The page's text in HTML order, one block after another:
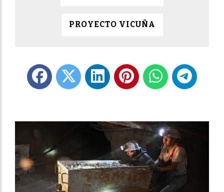
PROYECTO VICUÑA